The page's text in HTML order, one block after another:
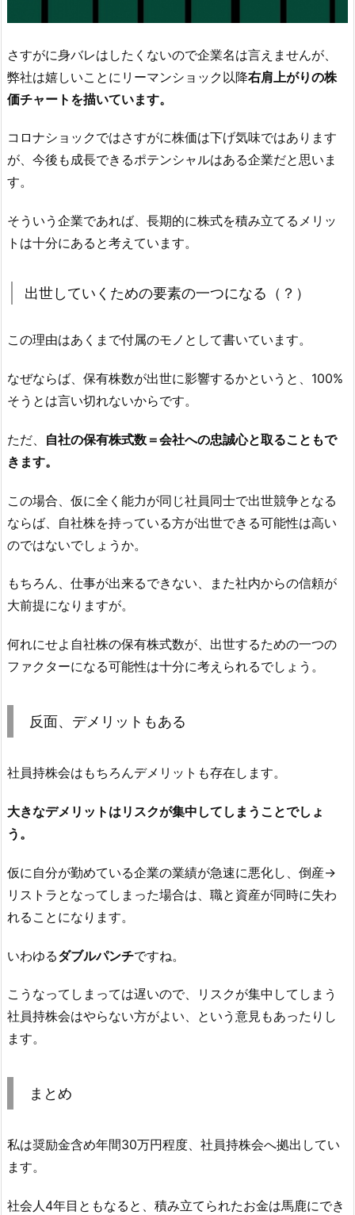
さすがに身バレはしたくないので企業名は言えませんが、
弊社は嬉しいことにリーマンショック以降右肩上がりの株
価チャートを描いています。
コロナショックではさすがに株価は下げ気味ではあります
が、今後も成長できるポテンシャルはある企業だと思いま
す。
そういう企業であれば、長期的に株式を積み立てるメリッ
トは十分にあると考えています。
出世していくための要素の一つになる（？）
この理由はあくまで付属のモノとして書いています。
なぜならば、保有株数が出世に影響するかというと、100%
そうとは言い切れないからです。
ただ、 自社の保有株式数＝会社への忠誠心と取ることもで
きます。
この場合、仮に全く能力が同じ社員同士で出世競争となる
ならば、自社株を持っている方が出世できる可能性は高い
のではないでしょうか。
もちろん、仕事が出来るできない、また社内からの信頼が
大前提になりますが。
何れにせよ自社株の保有株式数が、出世するための一つの
ファクターになる可能性は十分に考えられるでしょう。
反面、デメリットもある
社員持株会はもちろんデメリットも存在します。
大きなデメリットはリスクが集中してしまうことでしょ
う。
仮に自分が勤めている企業の業績が急速に悪化し、倒産→
リストラとなってしまった場合は、職と資産が同時に失わ
れることになります。
いわゆるダブルパンチですね。
こうなってしまっては遅いので、リスクが集中してしまう
社員持株会はやらない方がよい、という意見もあったりし
ます。
まとめ
私は奨励金含め年間30万円程度、社員持株会へ拠出してい
ます。
社会人4年目ともなると、積み立てられたお金は馬鹿にでき